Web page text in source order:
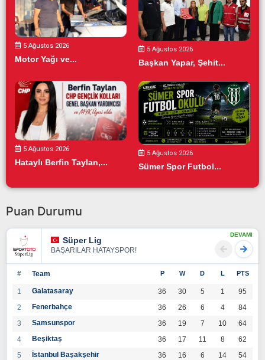
5 Ağustos 2026
Motor Yağı ve...
5 Ağustos 2026
Başkan Yapar, Şehit...
5 Ağustos 2026
Hataylı Berfin Taylan,...
5 Ağustos 2026
Sümer Spor Futbol...
Puan Durumu
Süper Lig
BAŞARILAR HATAYSPOR!
DEVAMI
# Team P W D L PTS
1 Galatasaray 36 30 5 1
95
2
Fenerbahçe 36 26 6 4
84
3
Samsunspor 36 19 7 10
64
4
Beşiktaş 36 17 11 8
62
5
İstanbul Başakşehir 36 16 6 14
54